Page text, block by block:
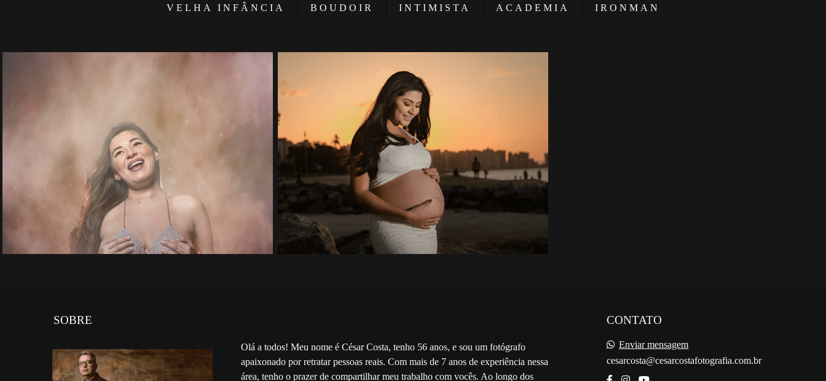
VELHA INFÂNCIA BOUDOIR INTIMISTA ACADEMIA IRONMAN
SOBRE
Olá a todos! Meu nome é César Costa, tenho 56 anos, e sou um fotógrafo
apaixonado por retratar pessoas reais. Com mais de 7 anos de experiência nessa
área, tenho o prazer de compartilhar meu trabalho com vocês. Ao longo dos
CONTATO
Enviar mensagem
cesarcosta@cesarcostafotografia.com.br